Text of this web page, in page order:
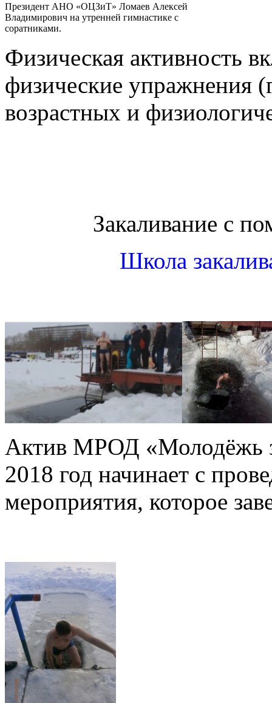
Президент АНО «ОЦЗиТ» Ломаев Алексей
Владимирович на утренней гимнастике с
соратниками.
Физическая активность
физические упражнения
возрастных и
Закаливание с
Школа
Актив МРОД «Молодёжь
2018 год начинает с
мероприятия, которое